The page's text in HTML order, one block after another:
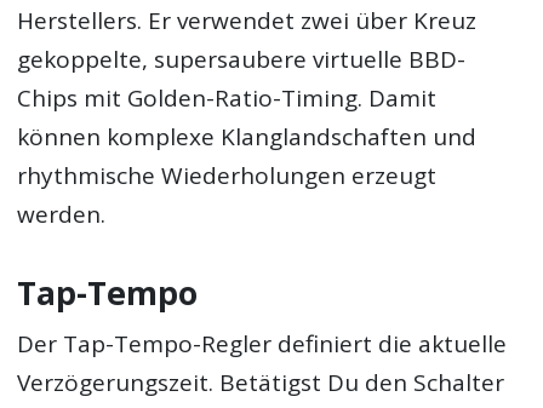
Herstellers. Er verwendet zwei über Kreuz
gekoppelte, supersaubere virtuelle BBD-
Chips mit Golden-Ratio-Timing. Damit
können komplexe Klanglandschaften und
rhythmische Wiederholungen erzeugt
werden.
Tap-Tempo
Der Tap-Tempo-Regler definiert die aktuelle
Verzögerungszeit. Betätigst Du den Schalter